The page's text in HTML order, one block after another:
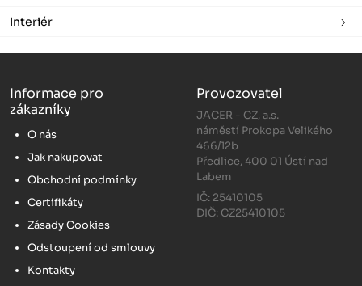
Interiér
Informace pro
zákazníky
O nás
Jak nakupovat
Obchodní podmínky
Certifikáty
Zásady Cookies
Odstoupení od smlouvy
Kontakty
Provozovatel
JACER - CZ, a.s.
náměstí Prokopa Velikého
466/12b
Předlice, 400 01 Ústí nad
Labem
IČ: 25410105
DIČ: CZ25410105